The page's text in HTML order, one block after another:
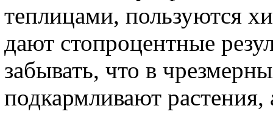
теплицами, пользуются
дают стопроцентные
забывать, что в
подкармливают